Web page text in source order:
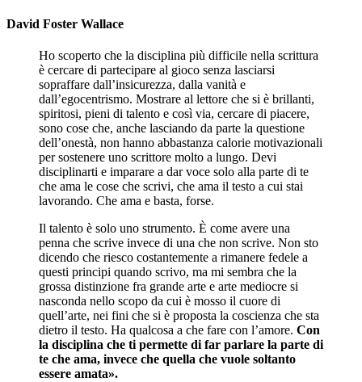
David Foster Wallace
Ho scoperto che la disciplina più difficile nella scrittura
è cercare di partecipare al gioco senza lasciarsi
sopraffare dall’insicurezza, dalla vanità e
dall’egocentrismo. Mostrare al lettore che si è brillanti,
spiritosi, pieni di talento e così via, cercare di piacere,
sono cose che, anche lasciando da parte la questione
dell’onestà, non hanno abbastanza calorie motivazionali
per sostenere uno scrittore molto a lungo. Devi
disciplinarti e imparare a dar voce solo alla parte di te
che ama le cose che scrivi, che ama il testo a cui stai
lavorando. Che ama e basta, forse.
Il talento è solo uno strumento. È come avere una
penna che scrive invece di una che non scrive. Non sto
dicendo che riesco costantemente a rimanere fedele a
questi principi quando scrivo, ma mi sembra che la
grossa distinzione fra grande arte e arte mediocre si
nasconda nello scopo da cui è mosso il cuore di
quell’arte, nei fini che si è proposta la coscienza che sta
dietro il testo. Ha qualcosa a che fare con l’amore. Con
la disciplina che ti permette di far parlare la parte di
te che ama, invece che quella che vuole soltanto
essere amata».